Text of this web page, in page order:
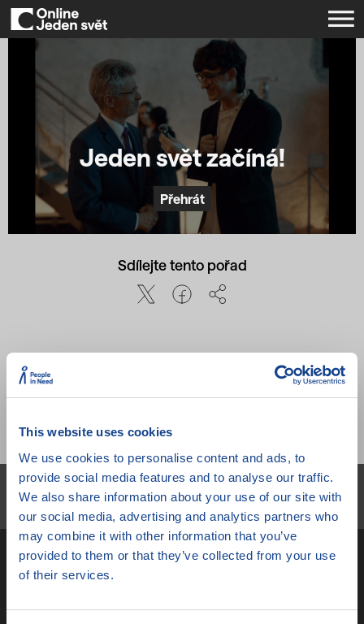
This website uses cookies
We use cookies to personalise content and ads, to
provide social media features and to analyse our traffic.
We also share information about your use of our site with
our social media, advertising and analytics partners who
may combine it with other information that you’ve
provided to them or that they’ve collected from your use
of their services.
Jeden svět začíná!
Přehrát
Sdílejte tento pořad
Stopáž:
Zařazení:Honem tam! Objevuj festival s Bořkem
Honem
Newsletter
Nenechte si ujít novinky z JSO!
Přihlásit se